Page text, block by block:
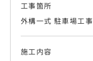
工事箇所
外構一式 駐車場工事
施工内容